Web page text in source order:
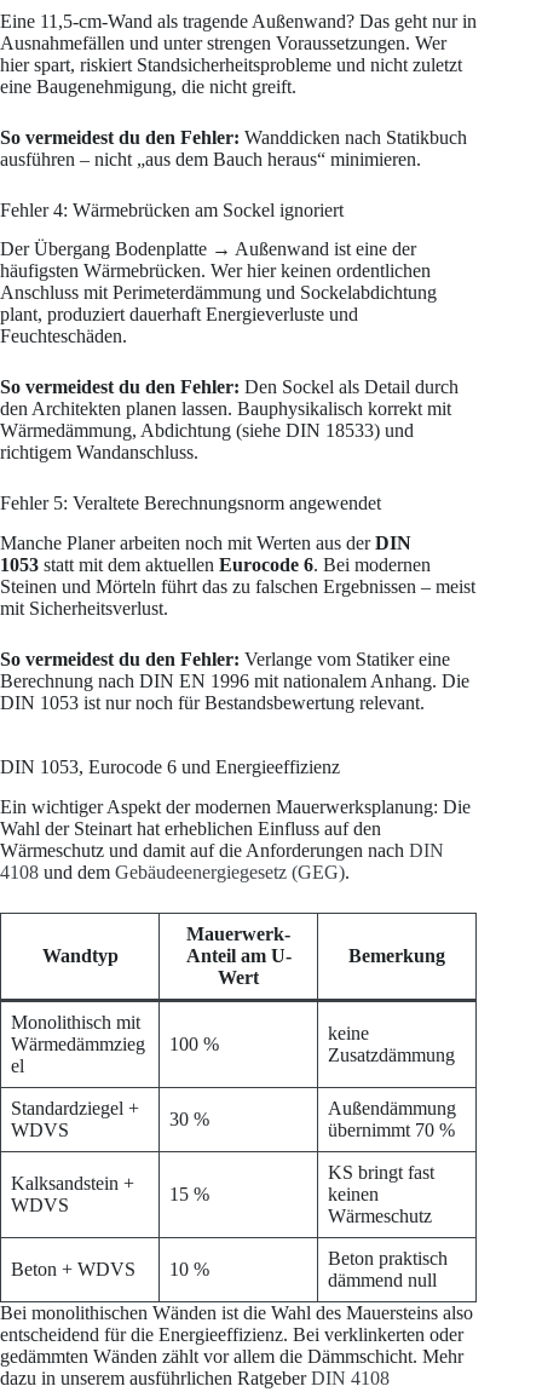
Eine 11,5-cm-Wand als tragende Außenwand? Das geht nur in
Ausnahmefällen und unter strengen Voraussetzungen. Wer
hier spart, riskiert Standsicherheitsprobleme und nicht zuletzt
eine Baugenehmigung, die nicht greift.
So vermeidest du den Fehler: Wanddicken nach Statikbuch
ausführen – nicht „aus dem Bauch heraus“ minimieren.
Fehler 4: Wärmebrücken am Sockel ignoriert
Der Übergang Bodenplatte → Außenwand ist eine der
häufigsten Wärmebrücken. Wer hier keinen ordentlichen
Anschluss mit Perimeterdämmung und Sockelabdichtung
plant, produziert dauerhaft Energieverluste und
Feuchteschäden.
So vermeidest du den Fehler: Den Sockel als Detail durch
den Architekten planen lassen. Bauphysikalisch korrekt mit
Wärmedämmung, Abdichtung (siehe DIN 18533) und
richtigem Wandanschluss.
Fehler 5: Veraltete Berechnungsnorm angewendet
Manche Planer arbeiten noch mit Werten aus derDIN
1053 statt mit dem aktuellen Eurocode 6. Bei modernen
Steinen und Mörteln führt das zu falschen Ergebnissen – meist
mit Sicherheitsverlust.
So vermeidest du den Fehler: Verlange vom Statiker eine
Berechnung nach DIN EN 1996 mit nationalem Anhang. Die
DIN 1053 ist nur noch für Bestandsbewertung relevant.
DIN 1053, Eurocode 6 und Energieeffizienz
Ein wichtiger Aspekt der modernen Mauerwerksplanung: Die
Wahl der Steinart hat erheblichen Einfluss auf den
Wärmeschutz und damit auf die Anforderungen nach DIN
4108 und dem Gebäudeenergiegesetz (GEG).
Wandtyp
Mauerwerk-
Anteil am U-
Wert
Bemerkung
Monolithisch mit
Wärmedämmzieg
el
100 %
keine
Zusatzdämmung
Standardziegel +
WDVS
30 %
Außendämmung
übernimmt 70 %
Kalksandstein +
WDVS
15 %
KS bringt fast
keinen
Wärmeschutz
Beton + WDVS 10 %
Beton praktisch
dämmend null
Bei monolithischen Wänden ist die Wahl des Mauersteins also
entscheidend für die Energieeffizienz. Bei verklinkerten oder
gedämmten Wänden zählt vor allem die Dämmschicht. Mehr
dazu in unserem ausführlichen RatgeberDIN 4108